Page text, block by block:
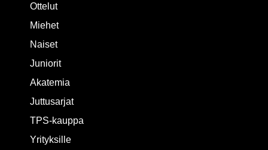
Ottelut
Miehet
Naiset
Juniorit
Akatemia
Juttusarjat
TPS-kauppa
Yrityksille